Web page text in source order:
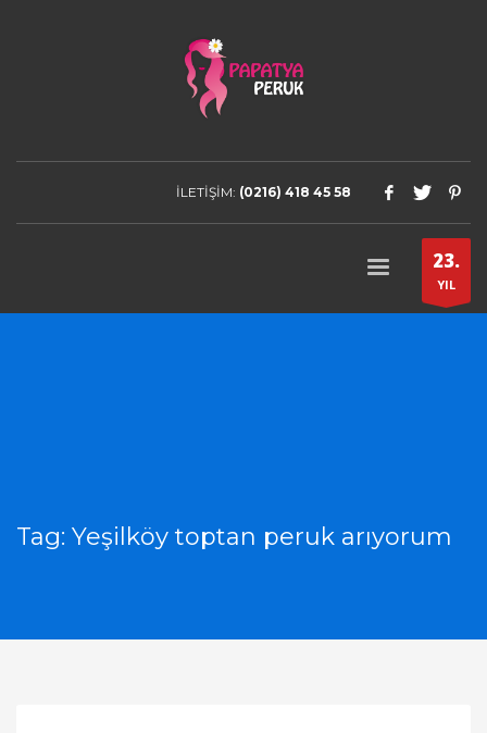
İLETİŞİM: (0216) 418 45 58
23.
YIL
Tag: Yeşilköy toptan peruk arıyorum